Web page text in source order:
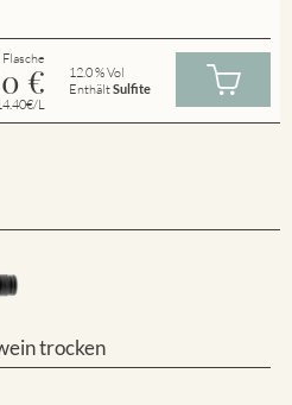
€
L
12.0 % Vol
EnthältSulfite
trocken